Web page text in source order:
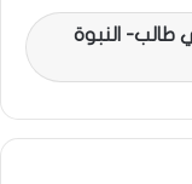
طالب- النبوة